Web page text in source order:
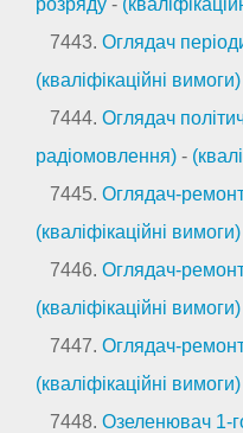
розряду -
7443. Оглядач
(кваліфікаційні вимоги)
7444. Оглядач
радіомовлення) -
7445. Оглядач-
(кваліфікаційні вимоги)
7446. Оглядач-
(кваліфікаційні вимоги)
7447. Оглядач-
(кваліфікаційні вимоги)
7448. Озеленювач 1-